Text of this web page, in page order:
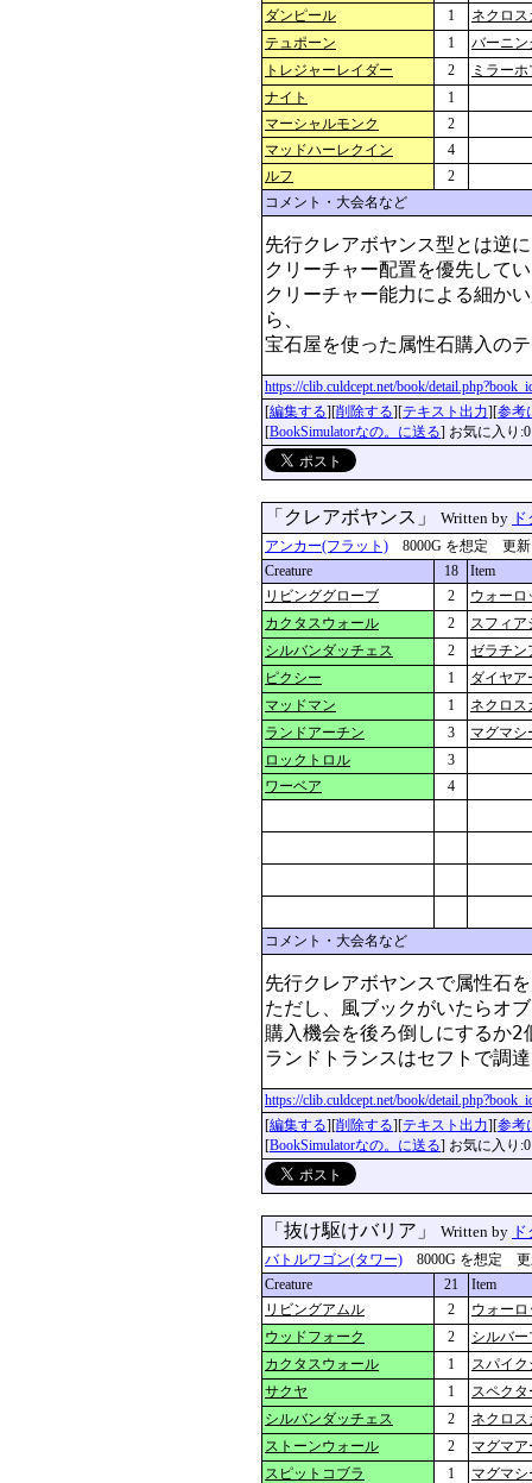
ダンピール 1
ネクロ
テュポーン
1
バーニン
トレジャーレイダー
2
ミラー
ナイト
1
マーシャルモンク
2
マッドハーレクイン
4
ルフ
2
コメント・大会名など
先行クレアボヤンス型とは逆
クリーチャー配置を優先して
クリーチャー能力による細か
ら、
宝石屋を使った属性石購入の
https://clib.culdcept.net/book/
[編集する][削除する][テキスト出力][参考
[BookSimulatorなの。に送る] お気に入り:0
「クレアボヤンス」 Written by
アンカー(フラット) 8000G を想定 更新
Creature
18
Item
リビンググローブ
2
ウォーロ
カクタスウォール
2
スフィア
シルバンダッチェス
2
ゼラチン
ピクシー
1
ダイヤア
マッドマン
1
ネクロス
ランドアーチン
3
マグマシ
ロックトロル
3
ワーベア
4
コメント・大会名など
先行クレアボヤンスで属性石
ただし、風ブックがいたらオ
購入機会を後ろ倒しにするか
ランドトランスはセフトで調
https://clib.culdcept.net/book/
[編集する][削除する][テキスト出力][参考
[BookSimulatorなの。に送る] お気に入り:0
「抜け駆けバリア」 Written by
バトルワゴン(タワー) 8000G を想定 更
Creature
21
Item
リビングアムル
2
ウォー
ウッドフォーク
2
シルバ
カクタスウォール
1
スパイ
サクヤ
1
スペク
シルバンダッチェス
2
ネクロ
ストーンウォール
2
マグマ
スピットコブラ
1
マグマ